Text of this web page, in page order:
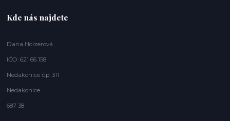
Kde nás najdete
Dana Holzerová
IČO: 621 66 158
Nedakonice č.p. 311
Nedakonice
687 38